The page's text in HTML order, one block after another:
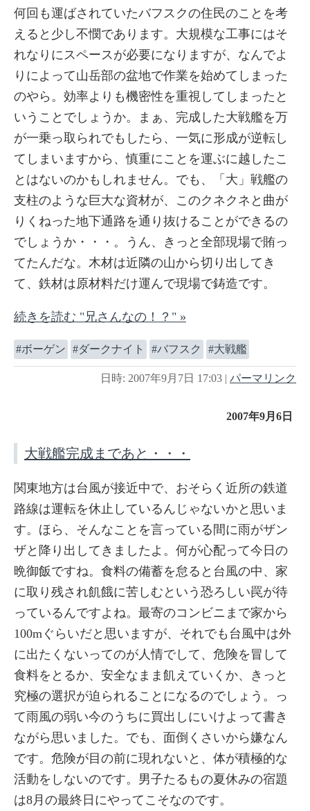
何回も運ばされていたバフスクの住民のことを考
えると少し不憫であります。大規模な工事にはそ
れなりにスペースが必要になりますが、なんでよ
りによって山岳部の盆地で作業を始めてしまった
のやら。効率よりも機密性を重視してしまったと
いうことでしょうか。まぁ、完成した大戦艦を万
が一乗っ取られでもしたら、一気に形成が逆転し
てしまいますから、慎重にことを運ぶに越したこ
とはないのかもしれません。でも、「大」戦艦の
支柱のような巨大な資材が、このクネクネと曲が
りくねった地下通路を通り抜けることができるの
でしょうか・・・。うん、きっと全部現場で賄っ
てたんだな。木材は近隣の山から切り出してき
て、鉄材は原材料だけ運んで現場で鋳造です。
続きを読む "兄さんなの！？" »
ボーゲン ダークナイト バフスク 大戦艦
日時: 2007年9月7日 17:03 | パーマリンク
2007年9月6日
大戦艦完成まであと・・・
関東地方は台風が接近中で、おそらく近所の鉄道
路線は運転を休止しているんじゃないかと思いま
す。ほら、そんなことを言っている間に雨がザン
ザと降り出してきましたよ。何が心配って今日の
晩御飯ですね。食料の備蓄を怠ると台風の中、家
に取り残され飢餓に苦しむという恐ろしい罠が待
っているんですよね。最寄のコンビニまで家から
100mぐらいだと思いますが、それでも台風中は外
に出たくないってのが人情でして、危険を冒して
食料をとるか、安全なまま飢えていくか、きっと
究極の選択が迫られることになるのでしょう。っ
て雨風の弱い今のうちに買出しにいけよって書き
ながら思いました。でも、面倒くさいから嫌なん
です。危険が目の前に現れないと、体が積極的な
活動をしないのです。男子たるもの夏休みの宿題
は8月の最終日にやってこそなのです。